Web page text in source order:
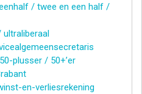
/ twee en een half /
ultraliberaal
plusser / 50+’er
en-verliesrekening